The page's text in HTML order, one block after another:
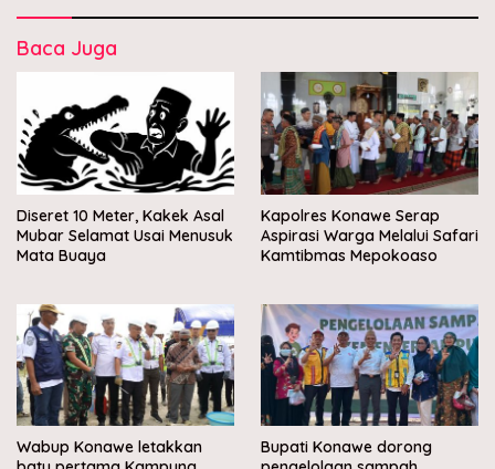
Baca Juga
Diseret 10 Meter, Kakek Asal
Mubar Selamat Usai Menusuk
Mata Buaya
Kapolres Konawe Serap
Aspirasi Warga Melalui Safari
Kamtibmas Mepokoaso
Wabup Konawe letakkan
Bupati Konawe dorong